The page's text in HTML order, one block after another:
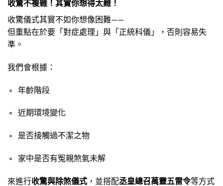
收驚不複雜！其實你想得太難！
收驚儀式其實不如你想像困難——
但重點在於要「對症處理」與「正統科儀」，否則容易失
準。
我們會根據：
年齡階段
近期環境變化
是否接觸過不潔之物
家中是否有冤親煞氣未解
來進行收驚與除煞儀式 ，並搭配丞皇總召萬靈五雷令等方式